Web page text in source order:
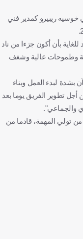
خوسيه ريبيرو كمدير فني
بأن أكون جزءا من ناد
وطموحات عالية وشغف
بشدة لبدء العمل وبناء
أجل تطوير الفريق يوما بعد
والجماعي".
الأهلي بعد 3 أشهر فقط من تولي المهمة، قادما من